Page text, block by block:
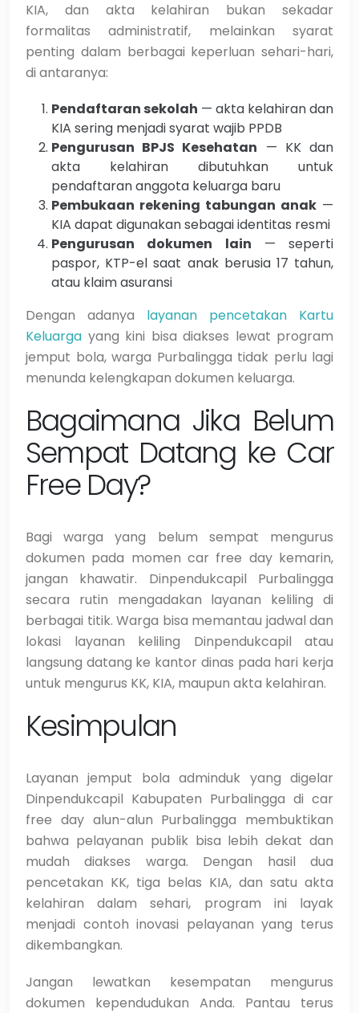
KIA, dan akta kelahiran bukan sekadar
formalitas administratif, melainkan syarat
penting dalam berbagai keperluan sehari-hari,
di antaranya:
Pendaftaran sekolah — akta kelahiran dan
KIA sering menjadi syarat wajib PPDB
Pengurusan BPJS Kesehatan — KK dan
akta kelahiran dibutuhkan untuk
pendaftaran anggota keluarga baru
Pembukaan rekening tabungan anak —
KIA dapat digunakan sebagai identitas resmi
Pengurusan dokumen lain — seperti
paspor, KTP-el saat anak berusia 17 tahun,
atau klaim asuransi
Dengan adanya layanan pencetakan Kartu
Keluarga yang kini bisa diakses lewat program
jemput bola, warga Purbalingga tidak perlu lagi
menunda kelengkapan dokumen keluarga.
Bagaimana Jika Belum
Sempat Datang ke Car
Free Day?
Bagi warga yang belum sempat mengurus
dokumen pada momen car free day kemarin,
jangan khawatir. Dinpendukcapil Purbalingga
secara rutin mengadakan layanan keliling di
berbagai titik. Warga bisa memantau jadwal dan
lokasi layanan keliling Dinpendukcapil atau
langsung datang ke kantor dinas pada hari kerja
untuk mengurus KK, KIA, maupun akta kelahiran.
Kesimpulan
Layanan jemput bola adminduk yang digelar
Dinpendukcapil Kabupaten Purbalingga di car
free day alun-alun Purbalingga membuktikan
bahwa pelayanan publik bisa lebih dekat dan
mudah diakses warga. Dengan hasil dua
pencetakan KK, tiga belas KIA, dan satu akta
kelahiran dalam sehari, program ini layak
menjadi contoh inovasi pelayanan yang terus
dikembangkan.
Jangan lewatkan kesempatan mengurus
dokumen kependudukan Anda. Pantau terus